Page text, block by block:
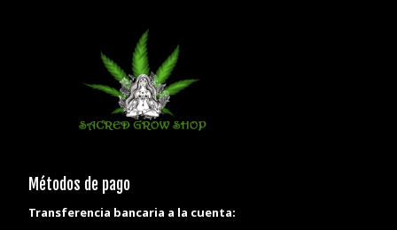
Métodos de pago
Transferencia bancaria a la cuenta: